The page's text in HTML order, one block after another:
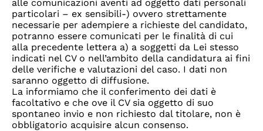
alle comunicazioni aventi ad oggetto dati personali
particolari – ex sensibili-) ovvero strettamente
necessarie per adempiere a richieste del candidato,
potranno essere comunicati per le finalità di cui
alla precedente lettera a) a soggetti da Lei stesso
indicati nel CV o nell’ambito della candidatura ai fini
delle verifiche e valutazioni del caso. I dati non
saranno oggetto di diffusione.
La informiamo che il conferimento dei dati è
facoltativo e che ove il CV sia oggetto di suo
spontaneo invio e non richiesto dal titolare, non è
obbligatorio acquisire alcun consenso.